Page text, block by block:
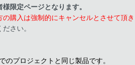
様限定ページとなります。
の購入は強制的にキャンセルとさせて頂き
さい。
のプロジェクトと同じ製品です。